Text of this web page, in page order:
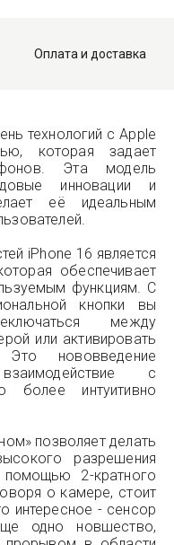
Оплата и доставка
технологий с Apple
которая задает
Эта модель
инновации и
её идеальным
iPhone 16 является
обеспечивает
функциям. С
кнопки вы
между
или активировать
нововведение
с
более интуитивно
позволяет делать
разрешения
2-кратного
о камере, стоит
интересное - сенсор
одно новшество,